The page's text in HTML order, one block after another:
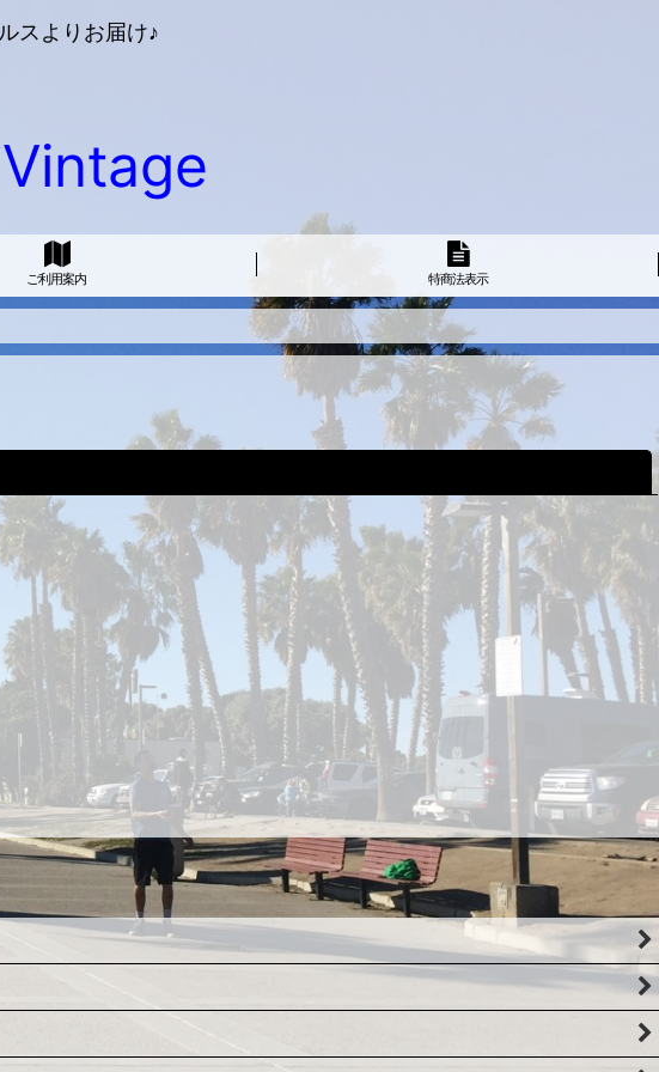
スよりお届け♪
ご利用案内 特商法表示